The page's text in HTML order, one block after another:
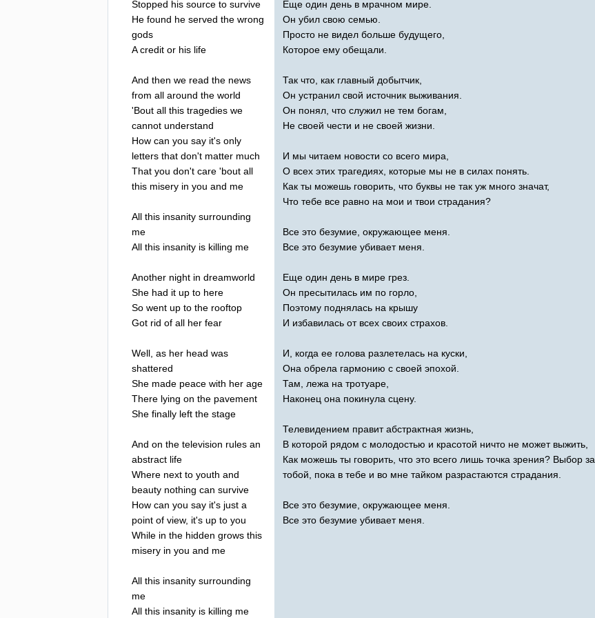
Stopped his source to survive
He found he served the wrong
gods
A credit or his life
And then we read the news
from all around the world
'Bout all this tragedies we
cannot understand
How can you say it's only
letters that don't matter much
That you don't care 'bout all
this misery in you and me
All this insanity surrounding
me
All this insanity is killing me
Another night in dreamworld
She had it up to here
So went up to the rooftop
Got rid of all her fear
Well as her head was
shattered
She made peace with her age
There lying on the pavement
She finally left the stage
And on the television rules an
abstract life
Where next to youth and
beauty nothing can survive
How can you say it's just a
point of view, it's up to you
While in the hidden grows this
misery in you and me
All this insanity surrounding
me
All this insanity is killing me
Еще один день в мрачном мире.
Он убил свою семью.
Просто не видел больше будущего,
Которое ему обещали.
Так что, как главный добытчик,
Он устранил свой источник выживания.
Он понял, что служил не тем богам,
Не своей чести и не своей жизни.
И мы читаем новости со всего мира,
О всех этих трагедиях, которые мы не в силах понять.
Как ты можешь говорить, что буквы не так уж много значат,
Что тебе все равно на мои и твои страдания?
Все это безумие, окружающее меня.
Все это безумие убивает меня.
Еще один день в мире грез.
Он пресытилась им по горло,
Поэтому поднялась на крышу
И избавилась от всех своих страхов.
И, когда ее голова разлетелась на куски,
Она обрела гармонию с своей эпохой.
Там, лежа на тротуаре,
Наконец она покинула сцену.
Телевидением правит абстрактная жизнь,
В которой рядом с молодостью и красотой ничто не может выжить,
Как можешь ты говорить, что это всего лишь точка зрения? Выбор за
тобой, пока в тебе и во мне тайком разрастаются страдания.
Все это безумие, окружающее меня.
Все это безумие убивает меня.